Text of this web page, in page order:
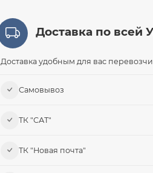
Доставка по всей
Доставка удобным для вас
Самовывоз​
ТК "САТ"
ТК "Новая почта"